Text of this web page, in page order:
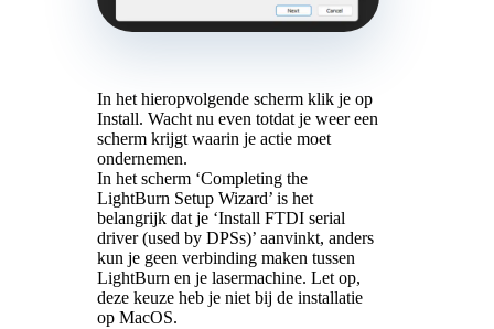
In het hieropvolgende scherm klik je op
Install. Wacht nu even totdat je weer een
scherm krijgt waarin je actie moet
ondernemen.
In het scherm ‘Completing the
LightBurn Setup Wizard’ is het
belangrijk dat je ‘Install FTDI serial
driver (used by DPSs)’ aanvinkt, anders
kun je geen verbinding maken tussen
LightBurn en je lasermachine. Let op,
deze keuze heb je niet bij de installatie
op MacOS.